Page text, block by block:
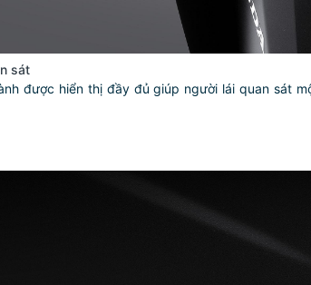
sát
được hiển thị đầy đủ giúp người lái quan sát